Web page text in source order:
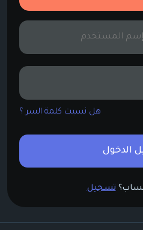
هل نسيت كلمة السر ؟
الدخول
تسجيل